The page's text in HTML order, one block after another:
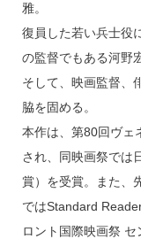
雅。
復員した若い兵士役
の監督でもある河野
そして、映画監督、
脇を固める。
本作は、第80回ヴェ
され、同映画祭では
賞）を受賞。また、
ではStandard
ロント国際映画祭